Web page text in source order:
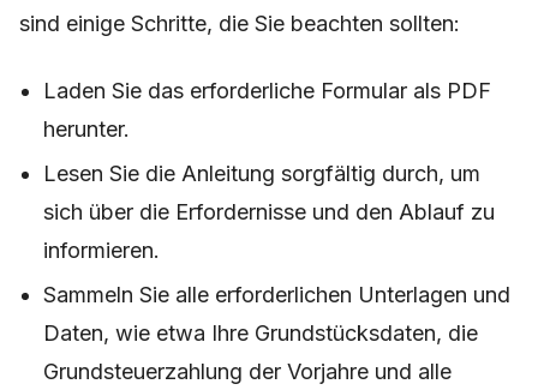
sind einige Schritte, die Sie beachten sollten:
Laden Sie das erforderliche Formular als PDF
herunter.
Lesen Sie die Anleitung sorgfältig durch, um
sich über die Erfordernisse und den Ablauf zu
informieren.
Sammeln Sie alle erforderlichen Unterlagen und
Daten, wie etwa Ihre Grundstücksdaten, die
Grundsteuerzahlung der Vorjahre und alle